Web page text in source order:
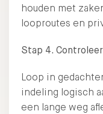
houden met
looproutes en
Stap 4.
Loop in
indeling logisch
een lange weg